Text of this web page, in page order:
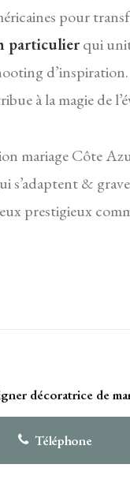
pour
particulierqui
à la magie de
mariage Côte
s’adaptent &
prestigieux
décoratrice de
Téléphone